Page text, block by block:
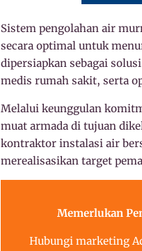
Sistem pengolahan air
secara optimal untuk
dipersiapkan sebagai
medis rumah sakit, serta
Melalui keunggulan
muat armada di tujuan
kontraktor instalasi air
merealisasikan target
Memerlukan
Hubungi marketing